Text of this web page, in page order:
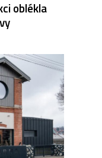
oblékla